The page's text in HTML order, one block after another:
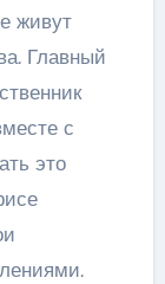
живут
Главный
с
это